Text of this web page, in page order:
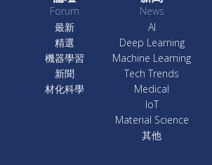
Forum
最新
精選
機器學習
新聞
材化科學
News
AI
Deep Learning
Machine Learning
Tech Trends
Medical
IoT
Material Science
其他